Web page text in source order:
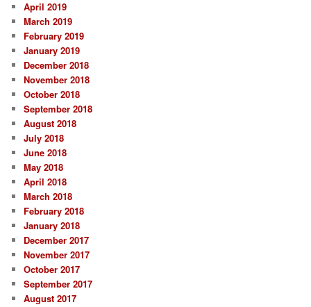
April 2019
March 2019
February 2019
January 2019
December 2018
November 2018
October 2018
September 2018
August 2018
July 2018
June 2018
May 2018
April 2018
March 2018
February 2018
January 2018
December 2017
November 2017
October 2017
September 2017
August 2017